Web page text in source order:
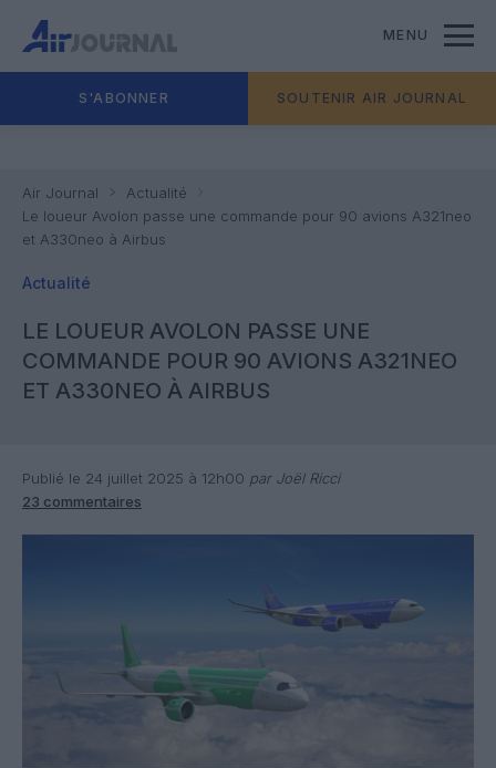
MENU
S'ABONNER SOUTENIR AIR JOURNAL
Air Journal
Actualité
Le loueur Avolon passe une commande pour 90 avions A321neo
et A330neo à Airbus
Actualité
LE LOUEUR AVOLON PASSE UNE
COMMANDE POUR 90 AVIONS A321NEO
ET A330NEO À AIRBUS
Publié le 24 juillet 2025 à 12h00 par Joël Ricci
23 commentaires